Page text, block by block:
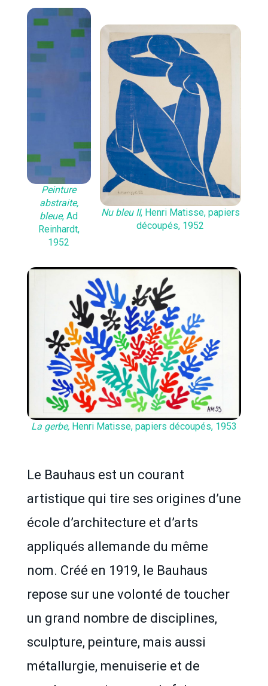
Peinture
abstraite,
bleue, Ad
Reinhardt,
1952
Nu bleu II, Henri Matisse, papiers
découpés, 1952
La gerbe,Henri Matisse, papiers découpés, 1953
Le Bauhaus est un courant
artistique qui tire ses origines d’une
école d’architecture et d’arts
appliqués allemande du même
nom. Créé en 1919, le Bauhaus
repose sur une volonté de toucher
un grand nombre de disciplines,
sculpture, peinture, mais aussi
métallurgie, menuiserie et de